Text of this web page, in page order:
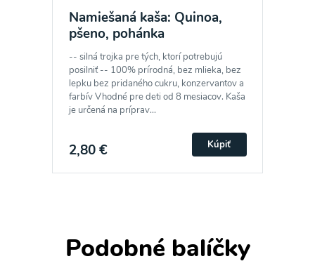
Namiešaná kaša: Quinoa,
pšeno, pohánka
-- silná trojka pre tých, ktorí potrebujú
posilniť -- 100% prírodná, bez mlieka, bez
lepku bez pridaného cukru, konzervantov a
farbív Vhodné pre deti od 8 mesiacov. Kaša
je určená na príprav...
2,80 € Kúpiť
Podobné balíčky